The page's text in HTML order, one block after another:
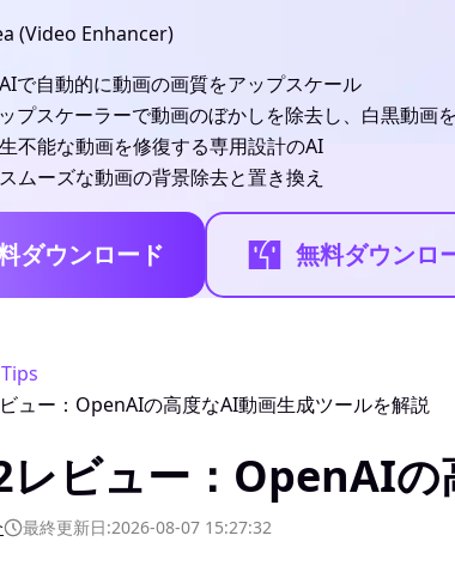
(Video Enhancer)
で自動的に動画の画質をアップスケール
プスケーラーで動画のぼかしを除去し、白黒動画
不能な動画を修復する専用設計のAI
ムーズな動画の背景除去と置き換え
ダウンロード 無料ダウンロ
ュー：OpenAIの高度なAI動画生成ツールを解説
レビュー：OpenAI
最終更新日:2026-08-07 15:27:32